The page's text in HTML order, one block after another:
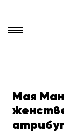
за:Мая